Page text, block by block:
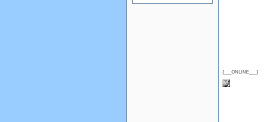
{___ONLINE___}